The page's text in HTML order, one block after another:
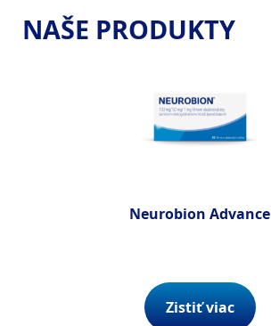
NAŠE PRODUKTY
Neurobion Advance
Zistiť viac